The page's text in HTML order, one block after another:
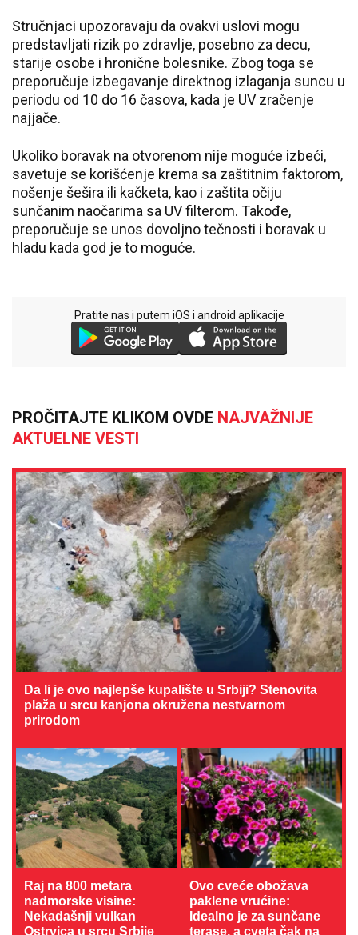
Stručnjaci upozoravaju da ovakvi uslovi mogu
predstavljati rizik po zdravlje, posebno za decu,
starije osobe i hronične bolesnike. Zbog toga se
preporučuje izbegavanje direktnog izlaganja suncu u
periodu od 10 do 16 časova, kada je UV zračenje
najjače.
Ukoliko boravak na otvorenom nije moguće izbeći,
savetuje se korišćenje krema sa zaštitnim faktorom,
nošenje šešira ili kačketa, kao i zaštita očiju
sunčanim naočarima sa UV filterom. Takođe,
preporučuje se unos dovoljno tečnosti i boravak u
hladu kada god je to moguće.
Pratite nas i putem iOS i android aplikacije
PROČITAJTE KLIKOM OVDE NAJVAŽNIJE
AKTUELNE VESTI
Da li je ovo najlepše kupalište u Srbiji? Stenovita
plaža u srcu kanjona okružena nestvarnom
prirodom
Raj na 800 metara
nadmorske visine:
Nekadašnji vulkan
Ostrvica u srcu Srbije
Ovo cveće obožava
paklene vrućine:
Idealno je za sunčane
terase, a cveta čak na